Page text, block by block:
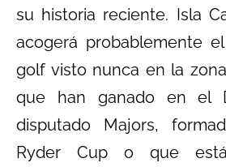
su historia reciente. Isla
acogerá probablemente
golf visto nunca en la
que han ganado en el
disputado Majors,
Ryder Cup o que